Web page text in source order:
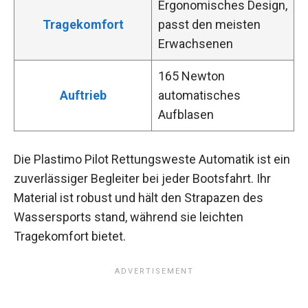
Tragekomfort
Ergonomisches Design,
passt den meisten
Erwachsenen
Auftrieb
165 Newton
automatisches
Aufblasen
Die Plastimo Pilot Rettungsweste Automatik ist ein
zuverlässiger Begleiter bei jeder Bootsfahrt. Ihr
Material ist robust und hält den Strapazen des
Wassersports stand, während sie leichten
Tragekomfort bietet.